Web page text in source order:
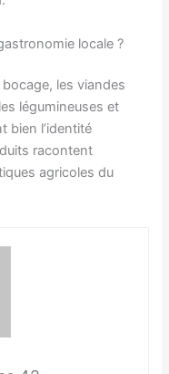
locale ?
les viandes
légumineuses et
bien l’identité
racontent
agricoles du